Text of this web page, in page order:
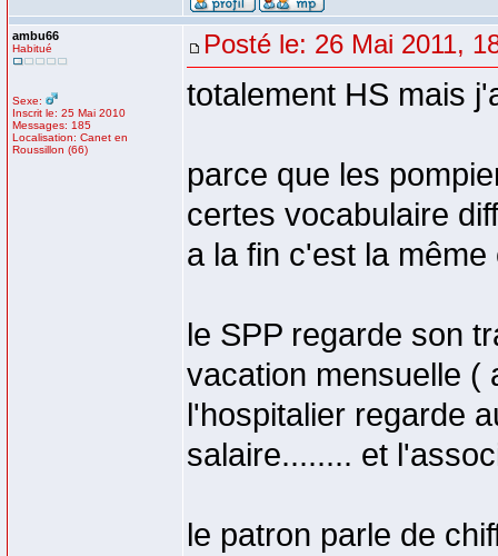
ambu66
Habitué
Sexe:
Inscrit le: 25 Mai 2010
Messages: 185
Localisation: Canet en
Roussillon (66)
Posté le: 26 Mai 2011,
totalement HS mais
parce que les
certes vocabulaire
a la fin c'est la même
le SPP regarde son
vacation mensuelle
l'hospitalier regarde
salaire........ et
le patron parle de